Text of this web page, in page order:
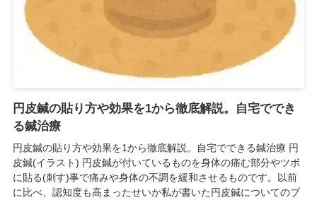
円皮鍼の貼り方や効果を1から徹底解説。自宅ででき
る鍼治療
円皮鍼の貼り方や効果を1から徹底解説。自宅でできる鍼治療 円
皮鍼(イラスト) 円皮鍼が付いているものを身体の痛む部分やツボ
に貼る(刺す)事で痛みや身体の不調を緩和させるものです。以前
に比べ、認知度も高まったせいか私が書いた円皮鍼についてのブ